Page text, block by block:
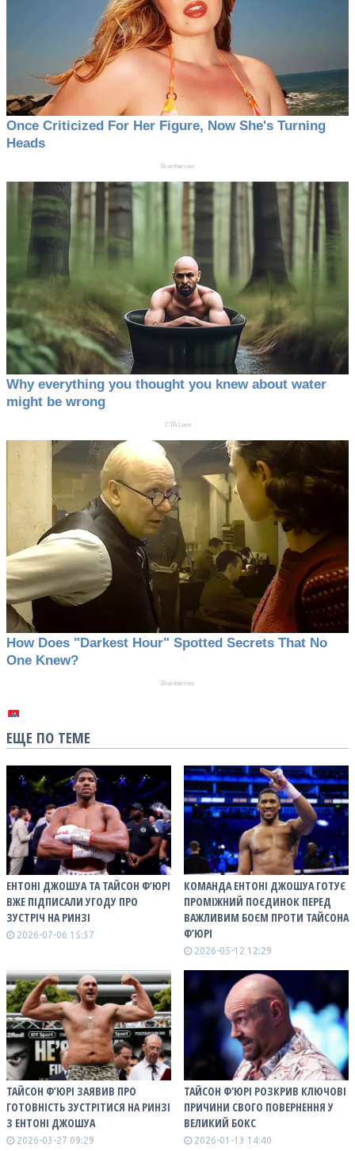
ЕЩЕ ПО ТЕМЕ
ЕНТОНІ ДЖОШУА ТА ТАЙСОН Ф’ЮРІ
ВЖЕ ПІДПИСАЛИ УГОДУ ПРО
ЗУСТРІЧ НА РИНЗІ
2026-07-06 15:37
КОМАНДА ЕНТОНІ ДЖОШУА ГОТУЄ
ПРОМІЖНИЙ ПОЄДИНОК ПЕРЕД
ВАЖЛИВИМ БОЄМ ПРОТИ ТАЙСОНА
Ф’ЮРІ
2026-05-12 12:29
ТАЙСОН Ф’ЮРІ ЗАЯВИВ ПРО
ГОТОВНІСТЬ ЗУСТРІТИСЯ НА РИНЗІ
З ЕНТОНІ ДЖОШУА
2026-03-27 09:29
ТАЙСОН Ф'ЮРІ РОЗКРИВ КЛЮЧОВІ
ПРИЧИНИ СВОГО ПОВЕРНЕННЯ У
ВЕЛИКИЙ БОКС
2026-01-13 14:40